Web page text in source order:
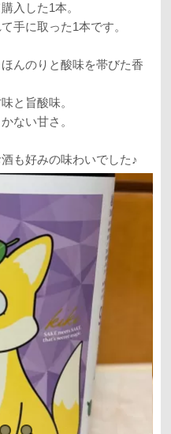
入した1本。
手に取った1本です。
んのりと酸味を帯びた香
と旨酸味。
ない甘さ。
も好みの味わいでした♪